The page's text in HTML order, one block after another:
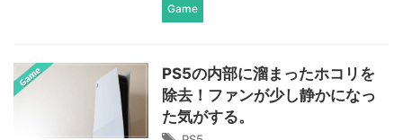
Game
PS5の内部に溜まったホコリを
除去！ファンが少し静かになっ
た気がする。